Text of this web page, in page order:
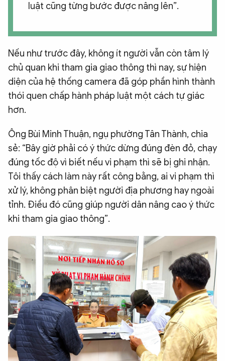
luật cũng từng bước được nâng lên”.
Nếu như trước đây, không ít người vẫn còn tâm lý
chủ quan khi tham gia giao thông thì nay, sự hiện
diện của hệ thống camera đã góp phần hình thành
thói quen chấp hành pháp luật một cách tự giác
hơn.
Ông Bùi Minh Thuận, ngụ phường Tân Thành, chia
sẻ: “Bây giờ phải có ý thức dừng đúng đèn đỏ, chạy
đúng tốc độ vì biết nếu vi phạm thì sẽ bị ghi nhận.
Tôi thấy cách làm này rất công bằng, ai vi phạm thì
xử lý, không phân biệt người địa phương hay ngoài
tỉnh. Điều đó cũng giúp người dân nâng cao ý thức
khi tham gia giao thông”.